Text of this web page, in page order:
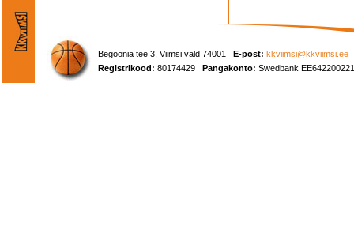
Begoonia tee 3, Viimsi vald 74001 E-post: kkviimsi@kkviimsi.ee
Registrikood: 80174429 Pangakonto: Swedbank